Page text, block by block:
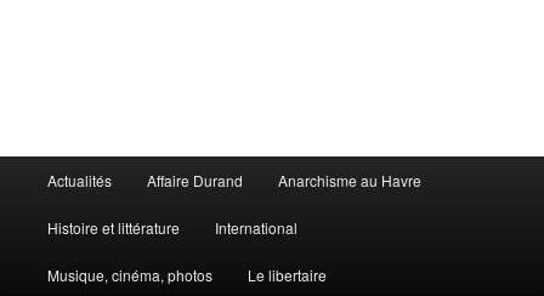
principal
Actualités Affaire Durand Anarchisme au Havre
Histoire et littérature International
Musique, cinéma, photos Le libertaire